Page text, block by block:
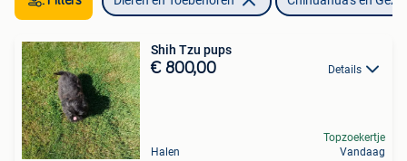
Shih Tzu pups
€ 800,00 Details
Halen
Topzoekertje
Vandaag